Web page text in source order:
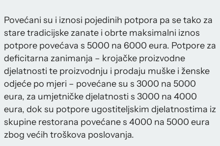
Povećani su i iznosi pojedinih potpora pa se tako za
stare tradicijske zanate i obrte maksimalni iznos
potpore povećava s 5000 na 6000 eura. Potpore za
deficitarna zanimanja – krojačke proizvodne
djelatnosti te proizvodnju i prodaju muške i ženske
odjeće po mjeri – povećane su s 3000 na 5000
eura, za umjetničke djelatnosti s 3000 na 4000
eura, dok su potpore ugostiteljskim djelatnostima iz
skupine restorana povećane s 4000 na 5000 eura
zbog većih troškova poslovanja.